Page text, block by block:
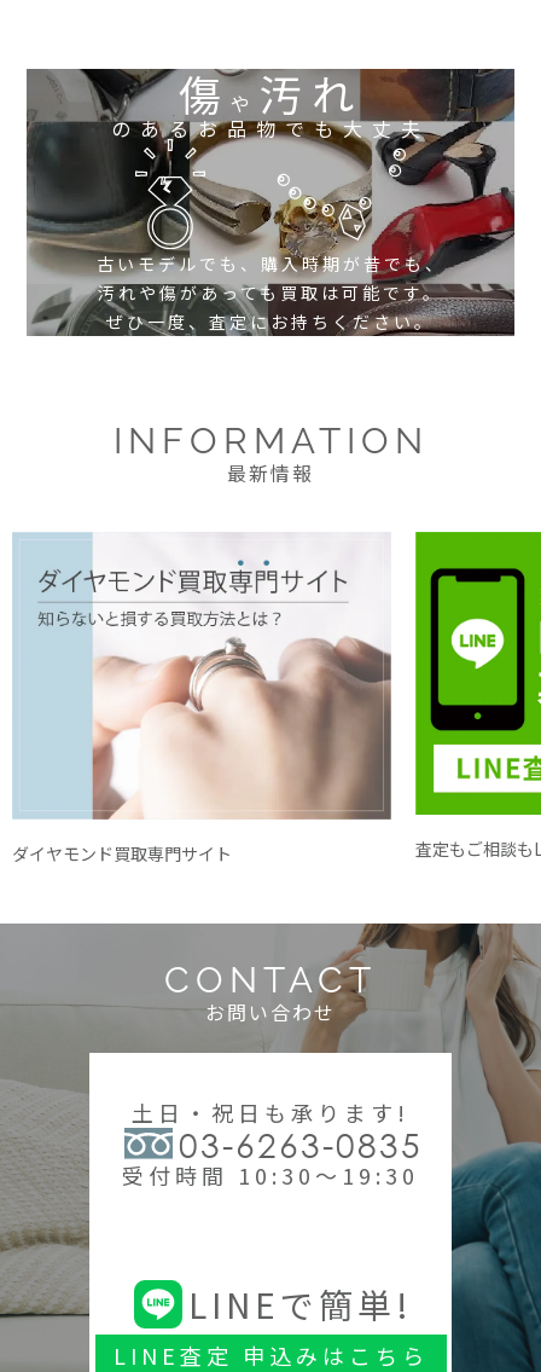
傷や 汚れ
のあるお品物でも大丈夫
古いモデルでも、購入時期が昔でも、
汚れや傷があっても買取は可能です。
ぜひ一度、査定にお持ちください。
INFORMATION
最新情報
ダイヤモンド買取専門サイト 査定もご相談も
CONTACT
お問い合わせ
土日・祝日も承ります!
03-6263-0835
受付時間 10:30～19:30
LINEで簡単!
LINE査定 申込みはこちら